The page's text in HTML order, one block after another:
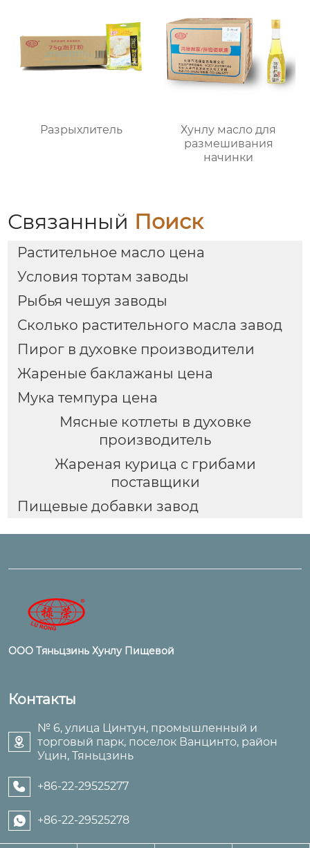
Разрыхлитель
Хунлу масло для
размешивания
начинки
Связанный Поиск
Растительное масло цена
Условия тортам заводы
Рыбья чешуя заводы
Сколько растительного масла завод
Пирог в духовке производители
Жареные баклажаны цена
Мука темпура цена
Мясные котлеты в духовке
производитель
Жареная курица с грибами
поставщики
Пищевые добавки завод
ООО Тяньцзинь Хунлу Пищевой
Контакты

№ 6, улица Цинтун, промышленный и
торговый парк, поселок Ванцинто, район
Уцин, Тяньцзинь
 +86-22-29525277
 +86-22-29525278